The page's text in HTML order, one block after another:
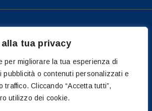
alla tua privacy
per migliorare la tua esperienza di
pubblicità o contenuti personalizzati e
Cliccando “Accetta tutti”,
utilizzo dei cookie.
87001670832
n° 246 è iscritta nella sezione Associazioni di
RUNTS Registro Unico Nazionale Terzo Settore.
Centrale unica di Committenza dei Comuni di
e Mongiuffi Melia.